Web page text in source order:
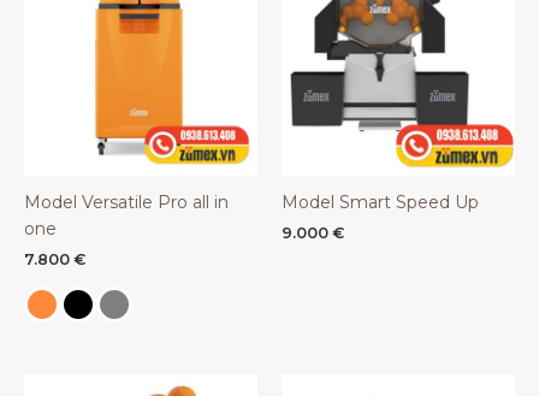
Model Versatile Pro all in
one
7.800 €
Model Smart Speed Up
9.000 €